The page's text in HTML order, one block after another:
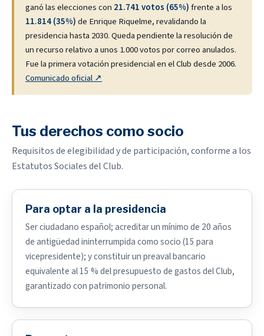
ganó las elecciones con 21.741 votos (65%)frente a los
11.814 (35%)de Enrique Riquelme, revalidando la
presidencia hasta 2030. Queda pendiente la resolución de
un recurso relativo a unos 1.000 votos por correo anulados.
Fue la primera votación presidencial en el Club desde 2006.
Comunicado oficial ↗
Tus derechos como socio
Requisitos de elegibilidad y de participación, conforme a los
Estatutos Sociales del Club.
Para optar a la presidencia
Ser ciudadano español; acreditar un mínimo de 20 años
de antigüedad ininterrumpida como socio (15 para
vicepresidente); y constituir un preaval bancario
equivalente al 15 % del presupuesto de gastos del Club,
garantizado con patrimonio personal.